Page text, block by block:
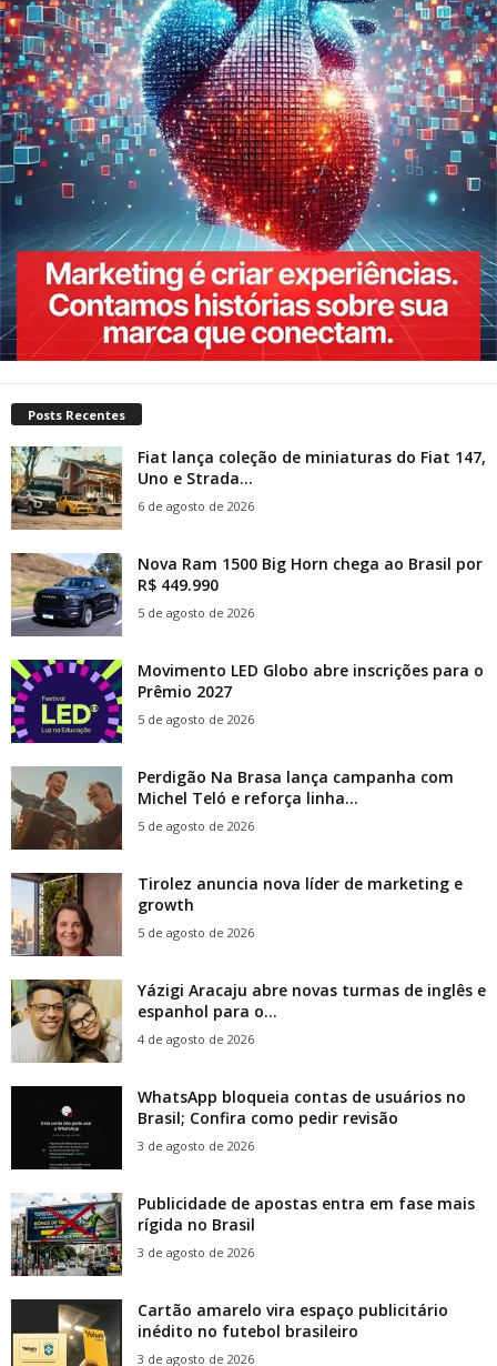
Posts Recentes
Fiat lança coleção de miniaturas do Fiat 147,
Uno e Strada...
6 de agosto de 2026
Nova Ram 1500 Big Horn chega ao Brasil por
R$ 449.990
5 de agosto de 2026
Movimento LED Globo abre inscrições para o
Prêmio 2027
5 de agosto de 2026
Perdigão Na Brasa lança campanha com
Michel Teló e reforça linha...
5 de agosto de 2026
Tirolez anuncia nova líder de marketing e
growth
5 de agosto de 2026
Yázigi Aracaju abre novas turmas de inglês e
espanhol para o...
4 de agosto de 2026
WhatsApp bloqueia contas de usuários no
Brasil; Confira como pedir revisão
3 de agosto de 2026
Publicidade de apostas entra em fase mais
rígida no Brasil
3 de agosto de 2026
Cartão amarelo vira espaço publicitário
inédito no futebol brasileiro
3 de agosto de 2026